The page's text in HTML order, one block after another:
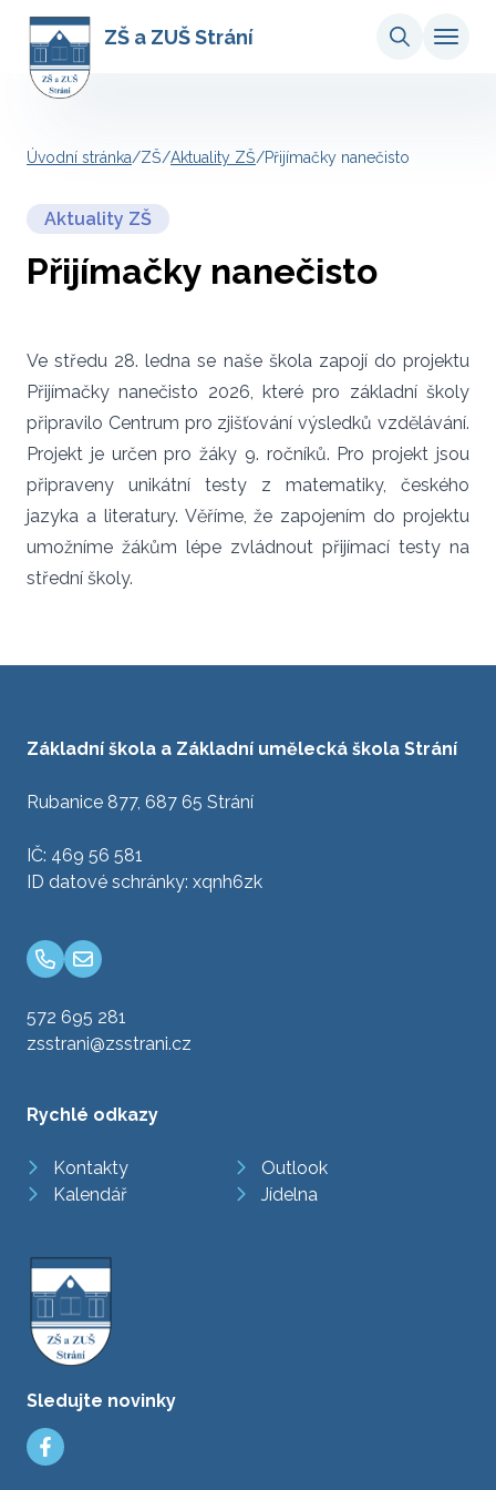
ZŠ a ZUŠ Strání
Úvodní stránka/ZŠ/Aktuality ZŠ/Přijímačky nanečisto
Aktuality ZŠ
Přijímačky nanečisto
Ve středu 28. ledna se naše škola zapojí do projektu
Přijímačky nanečisto 2026, které pro základní školy
připravilo Centrum pro zjišťování výsledků vzdělávání.
Projekt je určen pro žáky 9. ročníků. Pro projekt jsou
připraveny unikátní testy z matematiky, českého
jazyka a literatury. Věříme, že zapojením do projektu
umožníme žákům lépe zvládnout přijímací testy na
střední školy.
Základní škola a Základní umělecká škola Strání
Rubanice 877, 687 65 Strání
IČ: 469 56 581
ID datové schránky: xqnh6zk
572 695 281
zsstrani@zsstrani.cz
Rychlé odkazy
Kontakty
Outlook
Kalendář
Jídelna
Sledujte novinky